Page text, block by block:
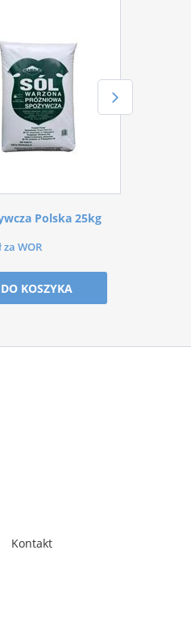
Polska 25kg
za WOR
DO KOSZYKA
Kontakt